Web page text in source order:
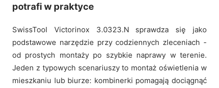
potrafi w praktyce
SwissTool Victorinox 3.0323.N sprawdza się jako
podstawowe narzędzie przy codziennych zleceniach -
od prostych montaży po szybkie naprawy w terenie.
Jeden z typowych scenariuszy to montaż oświetlenia w
mieszkaniu lub biurze: kombinerki pomagają dociągnąć